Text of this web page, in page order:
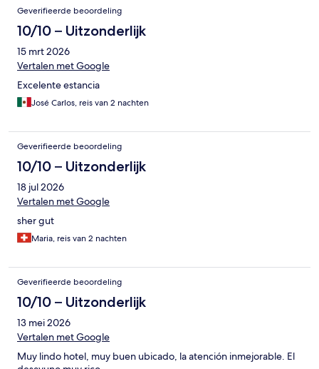
Geverifieerde beoordeling
10/10 – Uitzonderlijk
15 mrt 2026
Vertalen met Google
Excelente estancia
José Carlos, reis van 2 nachten
Geverifieerde beoordeling
10/10 – Uitzonderlijk
18 jul 2026
Vertalen met Google
sher gut
Maria, reis van 2 nachten
Geverifieerde beoordeling
10/10 – Uitzonderlijk
13 mei 2026
Vertalen met Google
Muy lindo hotel, muy buen ubicado, la atención inmejorable. El